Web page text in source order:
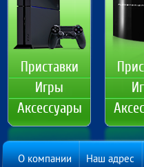
Приставки
Игры
Аксессуары
О компании Наш адрес